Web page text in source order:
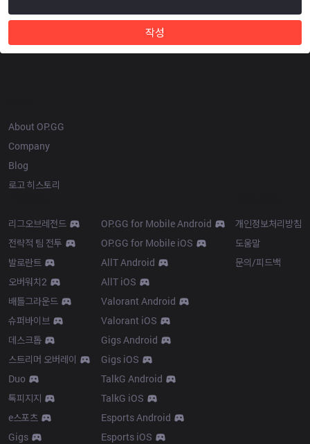
작성
About OP.GG
Company
Blog
로고 히스토리
리그오브레전드
전략적 팀 전투
발로란트
오버워치2
배틀그라운드
슈퍼바이브
데스크톱
스트리머 오버레이
Duo
톡피지지
e스포츠
Gigs
OP.GG for Mobile Android
OP.GG for Mobile iOS
AllT Android
AllT iOS
Valorant Android
Valorant iOS
Gigs Android
Gigs iOS
TalkG Android
TalkG iOS
Esports Android
Esports iOS
개인정보처리방침
도움말
문의/피드백